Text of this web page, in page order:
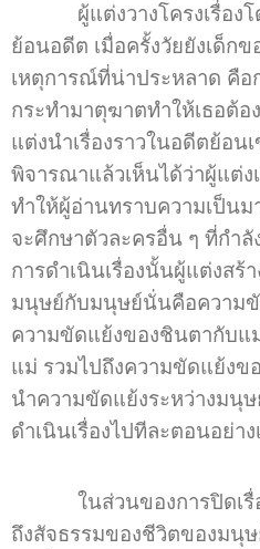
ผู้แต่งวางโครงเรื่องโดย
ย้อนอดีต เมื่อครั้งวัยยังเด็ก
เหตุการณ์ที่น่าประหลาด คือ
กระทำมาตุฆาตทำให้เธอต้อ
แต่งนำเรื่องราวในอดีตย้อ
พิจารณาแล้วเห็นได้ว่าผู้แต่ง
ทำให้ผู้อ่านทราบความเป็น
จะศึกษาตัวละครอื่น ๆ ที่กำลั
การดำเนินเรื่องนั้นผู้แต่งสร้
มนุษย์กับมนุษย์นั่นคือความ
ความขัดแย้งของชินตากับแ
แม่ รวมไปถึงความขัดแย้ง
นำความขัดแย้งระหว่างมนุ
ดำเนินเรื่องไปทีละตอนอย่า
ในส่วนของการปิดเรื่อง
ถึงสัจธรรมของชีวิตของมนุ